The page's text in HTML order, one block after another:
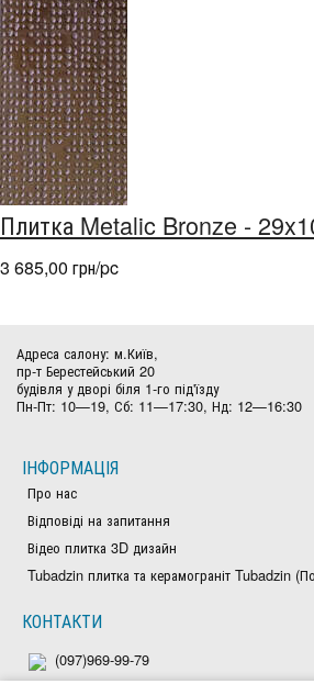
Плитка Metalic Bronze -
3 685,00 грн/pc
Адреса салону: м.Київ,
пр-т Берестейський 20
будівля у дворі біля 1-го під'їзду
Пн-Пт: 10—19, Сб: 11—17:30, Нд: 12—16:30
ІНФОРМАЦІЯ
Про нас
Відповіді на запитання
Відео плитка 3D дизайн
Tubadzin плитка та керамограніт Tubadzin
КОНТАКТИ
(097)969-99-79